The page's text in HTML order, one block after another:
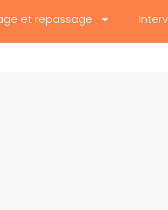
et repassage